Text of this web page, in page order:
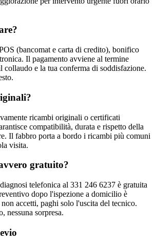
(bancomat e carta di credito), bonifico
Il pagamento avviene al termine
e la tua conferma di soddisfazione.
ricambi originali o certificati
compatibilità, durata e rispetto della
Il fabbro porta a bordo i ricambi più comuni
visita.
gratuito?
telefonica al 331 246 6237 è gratuita
dopo l'ispezione a domicilio è
accetti, paghi solo l'uscita del tecnico.
nessuna sorpresa.